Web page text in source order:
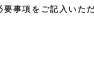
事項をご記入いた